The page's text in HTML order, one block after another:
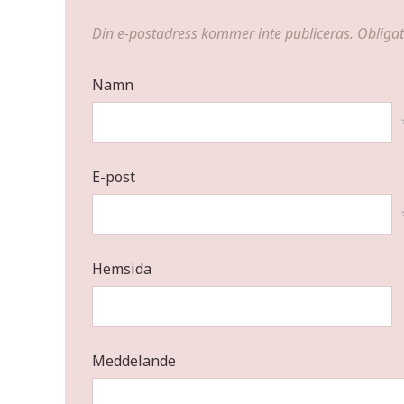
Din e-postadress kommer inte publiceras.
Namn
E-post
Hemsida
Meddelande